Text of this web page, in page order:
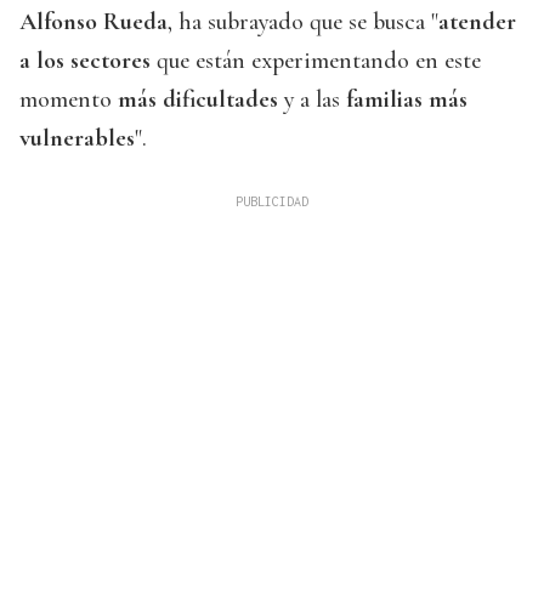
Alfonso Rueda, ha subrayado que se busca "atender
a los sectores que están experimentando en este
momento más dificultades y a las familias más
vulnerables".